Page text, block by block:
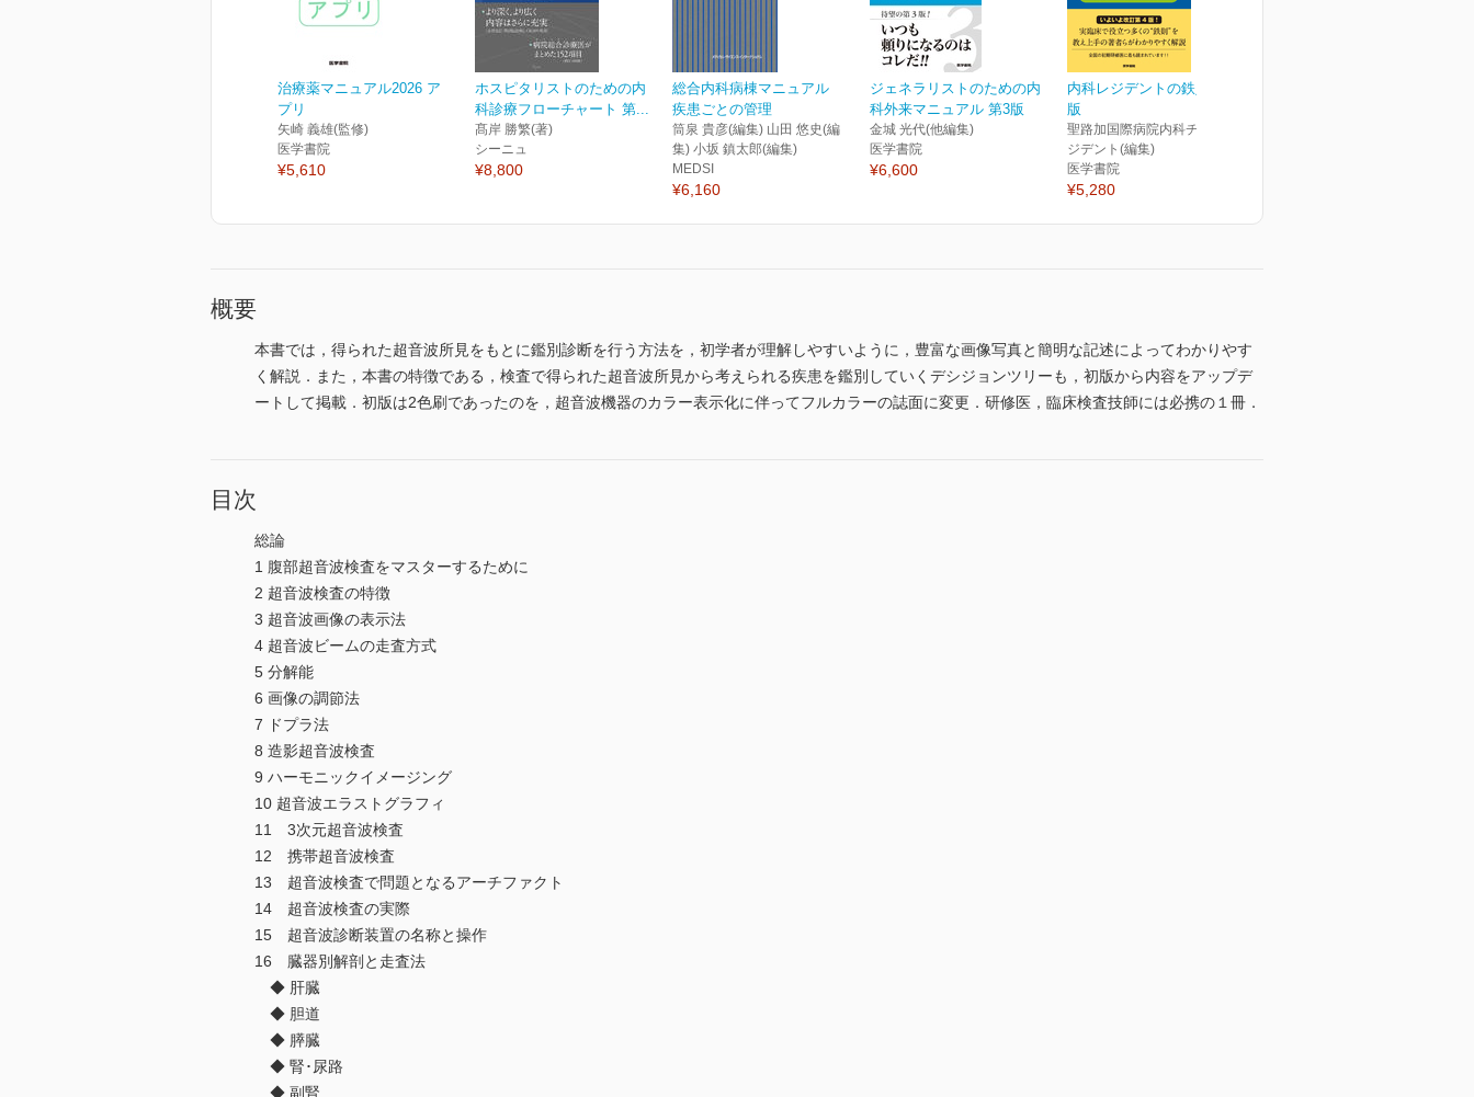
治療薬マニュアル2026 ア
プリ
矢崎 義雄(監修)
医学書院
¥5,610
ホスピタリストのための内
科診療フローチャート 第...
髙岸 勝繁(著)
シーニュ
¥8,800
総合内科病棟マニュアル
疾患ごとの管理
筒泉 貴彦(編集) 山田 悠史(編
集) 小坂 鎮太郎(編集)
MEDSI
¥6,160
ジェネラリストのための内
科外来マニュアル 第3版
金城 光代(他編集)
医学書院
¥6,600
内科レジデントの鉄則 第4
版
聖路加国際病院内科チーフレ
ジデント(編集)
医学書院
¥5,280
概要
本書では，得られた超音波所見をもとに鑑別診断を行う方法を，初学者が理解しやすいように，豊富な画像写真と簡明な記述によってわかりやす
く解説．また，本書の特徴である，検査で得られた超音波所見から考えられる疾患を鑑別していくデシジョンツリーも，初版から内容をアップデ
ートして掲載．初版は2色刷であったのを，超音波機器のカラー表示化に伴ってフルカラーの誌面に変更．研修医，臨床検査技師には必携の１冊．
目次
総論
1 腹部超音波検査をマスターするために
2 超音波検査の特徴
3 超音波画像の表示法
4 超音波ビームの走査方式
5 分解能
6 画像の調節法
7 ドプラ法
8 造影超音波検査
9 ハーモニックイメージング
10 超音波エラストグラフィ
11 3次元超音波検査
12 携帯超音波検査
13 超音波検査で問題となるアーチファクト
14 超音波検査の実際
15 超音波診断装置の名称と操作
16 臓器別解剖と走査法
◆ 肝臓
◆ 胆道
◆ 膵臓
◆ 腎･尿路
◆ 副腎